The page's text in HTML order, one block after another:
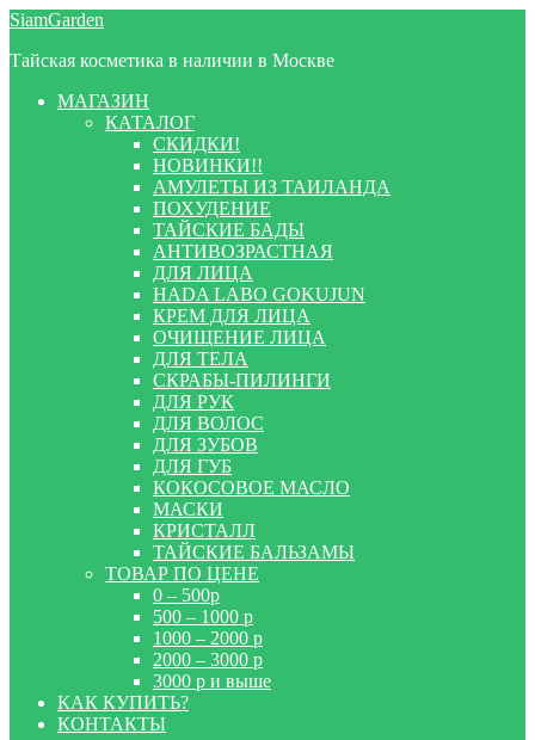
Перейти
навигации
Перейти
содержимому
SiamGarden
Тайская косметика в наличии в Москве
МАГАЗИН
КАТАЛОГ
СКИДКИ!
НОВИНКИ!!
АМУЛЕТЫ ИЗ ТАИЛАНДА
ПОХУДЕНИЕ
ТАЙСКИЕ БАДЫ
АНТИВОЗРАСТНАЯ
ДЛЯ ЛИЦА
HADA LABO GOKUJUN
КРЕМ ДЛЯ ЛИЦА
ОЧИЩЕНИЕ ЛИЦА
ДЛЯ ТЕЛА
СКРАБЫ-ПИЛИНГИ
ДЛЯ РУК
ДЛЯ ВОЛОС
ДЛЯ ЗУБОВ
ДЛЯ ГУБ
КОКОСОВОЕ МАСЛО
МАСКИ
КРИСТАЛЛ
ТАЙСКИЕ БАЛЬЗАМЫ
ТОВАР ПО ЦЕНЕ
0 – 500р
500 – 1000 р
1000 – 2000 р
2000 – 3000 р
3000 р и выше
КАК КУПИТЬ?
КОНТАКТЫ